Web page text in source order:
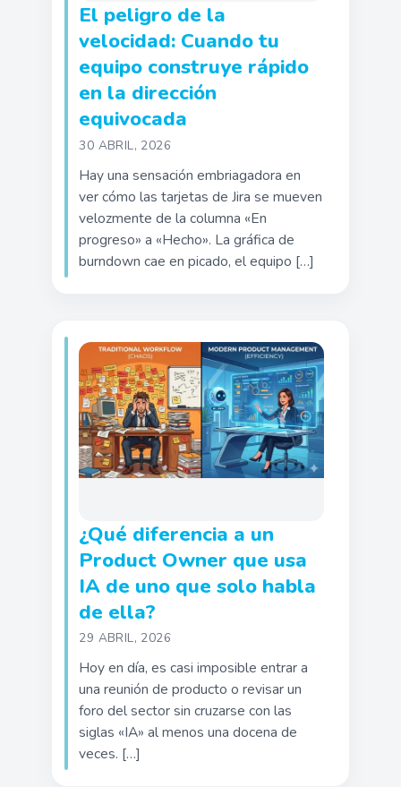
El peligro de la
velocidad: Cuando tu
equipo construye rápido
en la dirección
equivocada
30 ABRIL, 2026
Hay una sensación embriagadora en
ver cómo las tarjetas de Jira se mueven
velozmente de la columna «En
progreso» a «Hecho». La gráfica de
burndown cae en picado, el equipo […]
¿Qué diferencia a un
Product Owner que usa
IA de uno que solo habla
de ella?
29 ABRIL, 2026
Hoy en día, es casi imposible entrar a
una reunión de producto o revisar un
foro del sector sin cruzarse con las
siglas «IA» al menos una docena de
veces. […]